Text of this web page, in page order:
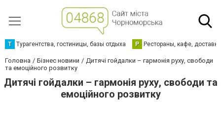
Т Турагентства, гостиницы, базы отдыха Р Рестораны, кафе,
Головна Бізнес новини
Дитячі гойдалки – гармонія руху, свободи
та емоційного розвитку
Дитячі гойдалки – гармонія руху, свободи та
емоційного розвитку